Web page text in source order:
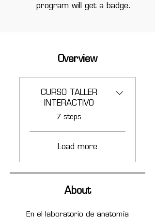
program will get a badge.
Overview
CURSO TALLER
INTERACTIVO
.
7 steps
Load more
About
En el laboratorio de anatomía